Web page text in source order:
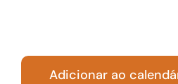
Adicionar ao